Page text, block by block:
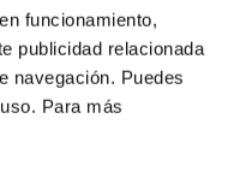
funcionamiento,
publicidad relacionada
navegación. Puedes
Para más